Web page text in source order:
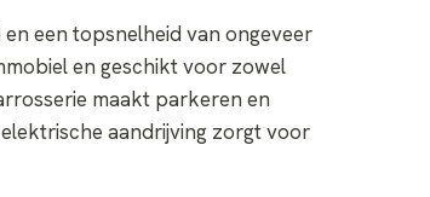
een topsnelheid van ongeveer
en geschikt voor zowel
maakt parkeren en
aandrijving zorgt voor